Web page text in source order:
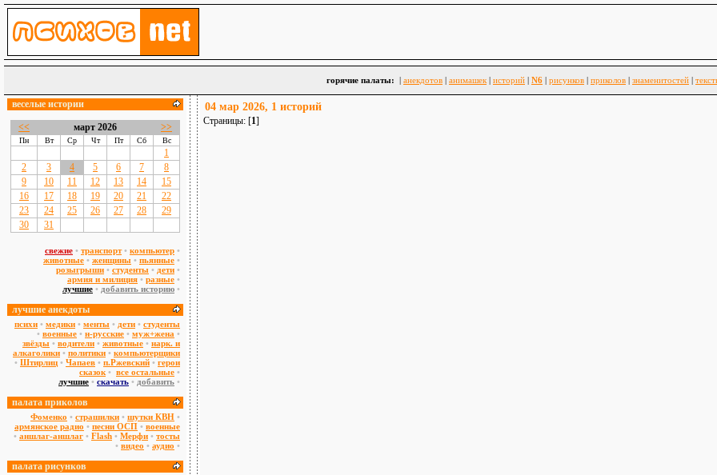
горячие палаты: | анекдотов | анимашек | историй | N6 | рисунков | приколов | знаменитостей |
веселые истории
<< март 2026 >>
Пн Вт Ср Чт Пт Сб Вс
1
2
3 4 5 6 7
8
9
10 11 12 13 14
15
16
17 18 19 20 21
22
23
24 25 26 27 28
29
30
31
свежие • транспорт• компьютер •
животные • женщины • пьянные •
розыгрыши • студенты • дети •
армия и милиция • разные •
лучшие • добавить историю •
лучшие анекдоты
психи • медики • менты • дети • студенты
• военные • н-русские • муж+жена •
звёзды • водители • животные • нарк. и
алкаголики • политики • компьютерщики
• Штирлиц • Чапаев • п.Ржевский • герои
сказок • все остальные •
лучшие • скачать • добавить •
палата приколов
Фоменко • страшилки • шутки КВН •
армянское радио • песни ОСП • военные
• аншлаг-аншлаг • Flash • Мерфи • тосты
• видео • аудио •
палата рисунков
04 мар 2026, 1 историй
Страницы: [1]